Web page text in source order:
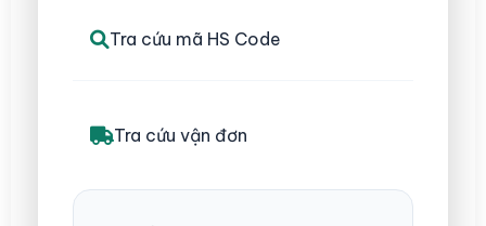
Tra cứu mã HS Code
Tra cứu vận đơn